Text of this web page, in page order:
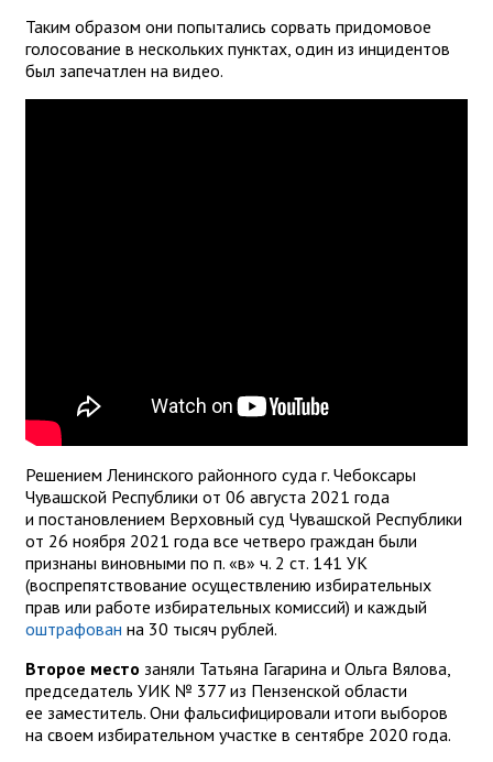
Таким образом они попытались сорвать придомовое
голосование в нескольких пунктах, один из инцидентов
был запечатлен на видео.
Решением Ленинского районного суда г. Чебоксары
Чувашской Республики от 06 августа 2021 года
и постановлением Верховный суд Чувашской Республики
от 26 ноября 2021 года все четверо граждан были
признаны виновными по п. «в» ч. 2 ст. 141 УК
(воспрепятствование осуществлению избирательных
прав или работе избирательных комиссий) и каждый
оштрафован на 30 тысяч рублей.
Второе место заняли Татьяна Гагарина и Ольга Вялова,
председатель УИК № 377 из Пензенской области
ее заместитель. Они фальсифицировали итоги выборов
на своем избирательном участке в сентябре 2020 года.